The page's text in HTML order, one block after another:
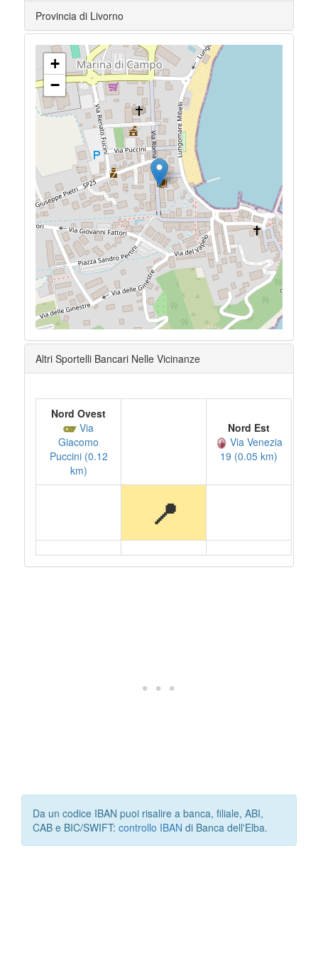
Provincia di Livorno
+
−
Altri Sportelli Bancari Nelle Vicinanze
Nord Ovest
Via
Giacomo
Puccini (0.12
km)
Nord Est
Via Venezia
19 (0.05 km)
📍
Da un codice IBAN puoi risalire a banca, filiale, ABI,
CAB e BIC/SWIFT: controllo IBAN di Banca dell'Elba.